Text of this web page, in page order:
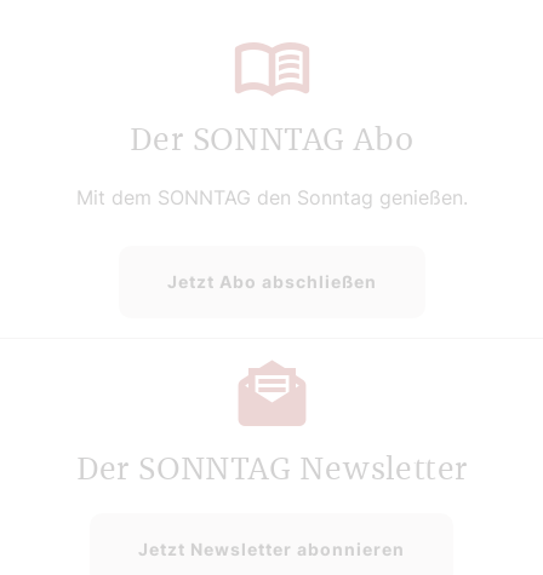
Der SONNTAG Abo
Mit dem SONNTAG den Sonntag genießen.
Jetzt Abo abschließen
Der SONNTAG Newsletter
Jetzt Newsletter abonnieren